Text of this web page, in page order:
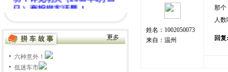
日）商报拼车话题！
1、不少朋友喜欢在拼车群中发布拼
车信息，由于本站拼车群有好几
个，另外大家QQ在线时间也不相
同，为了让大家更好更快地拼到
六种意外！
低迷车市
姓名：1002050073
来自：温州
那
人数
回复: